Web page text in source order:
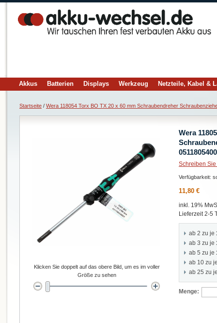
Akkus Batterien Displays Werkzeug Netzteile, Kabel &
Startseite / Wera 118054 Torx BO TX 20 x 60 mm Schraubendreher
Wera
Schreiben
Verfügbarkeit:
11,80 €
inkl. 19%
Lieferzeit 2-5
ab 2 zu je
ab 3 zu je
ab 5 zu je
ab 10 zu
ab 25 zu
Menge:
Klicken Sie doppelt auf das obere Bild, um es im voller
Größe zu sehen